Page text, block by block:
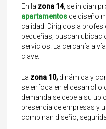
En la zona 14, se inician
apartamentos de diseño
calidad. Dirigidos a
pequeñas, buscan
servicios. La cercanía a
clave.
La zona 10,dinámica y
se enfoca en el desarrollo
demanda se debe a su
presencia de empresas y
combinan diseño,